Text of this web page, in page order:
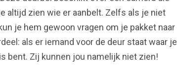
altijd zien wie er aanbelt. Zelfs als je niet
je hem gewoon vragen om je pakket naar
als er iemand voor de deur staat waar je
bent. Zij kunnen jou namelijk niet zien!